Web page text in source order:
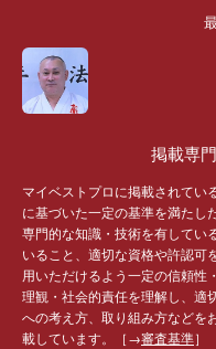
掲載専
マイベストプロに掲載されてい
に基づいた一定の基準を満たし
専門的な知識・技術を有してい
いること、適切な資格や許認可
用いただけるよう一定の信頼性
理観・社会的責任を理解し、適
への考え方、取り組み方などを
載しています。［→審査基準］